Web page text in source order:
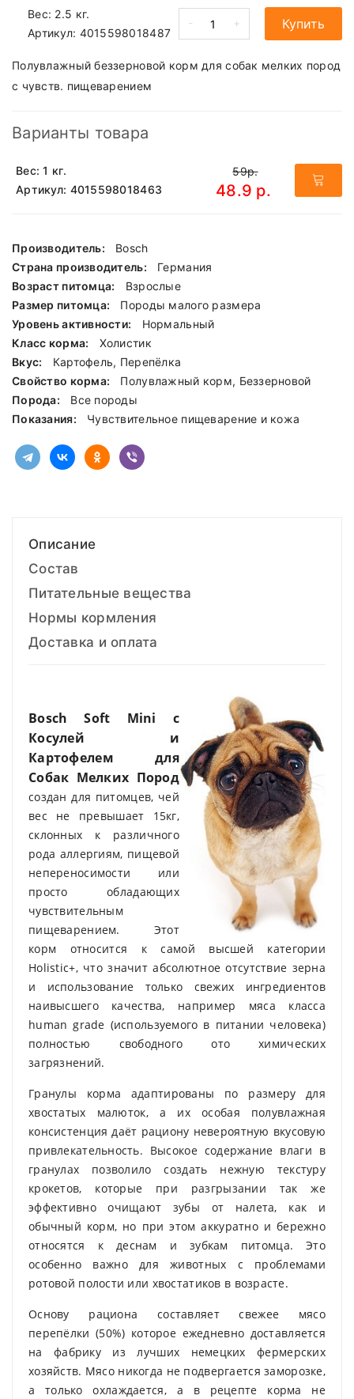
Вес: 2.5 кг.
Артикул: 4015598018487
- + Купить
Полувлажный беззерновой корм для собак мелких пород
с чувств. пищеварением
Варианты товара
Вес: 1 кг.
Артикул: 4015598018463
59р.
48.9 р.
Производитель:
Bosch
Страна производитель:
Германия
Возраст питомца:
Взрослые
Размер питомца:
Породы малого размера
Уровень активности:
Нормальный
Класс корма:
Холистик
Вкус:
Картофель, Перепёлка
Свойство корма:
Полувлажный корм, Беззерновой
Порода:
Все породы
Показания:
Чувствительное пищеварение и кожа
Описание
Состав
Питательные вещества
Нормы кормления
Доставка и оплата
Bosch Soft Mini с
Косулей и
Картофелем для
Собак Мелких Пород
создан для питомцев, чей
вес не превышает 15кг,
склонных к различного
рода аллергиям, пищевой
непереносимости или
просто обладающих
чувствительным
пищеварением. Этот
корм относится к самой высшей категории
Holistic+, что значит абсолютное отсутствие зерна
и использование только свежих ингредиентов
наивысшего качества, например мяса класса
human grade (используемого в питании человека)
полностью свободного ото химических
загрязнений.
Гранулы корма адаптированы по размеру для
хвостатых малюток, а их особая полувлажная
консистенция даёт рациону невероятную вкусовую
привлекательность. Высокое содержание влаги в
гранулах позволило создать нежную текстуру
крокетов, которые при разгрызании так же
эффективно очищают зубы от налета, как и
обычный корм, но при этом аккуратно и бережно
относятся к деснам и зубкам питомца. Это
особенно важно для животных с проблемами
ротовой полости или хвостатиков в возрасте.
Основу рациона составляет свежее мясо
перепёлки (50%) которое ежедневно доставляется
на фабрику из лучших немецких фермерских
хозяйств. Мясо никогда не подвергается заморозке,
а только охлаждается, а в рецепте корма не